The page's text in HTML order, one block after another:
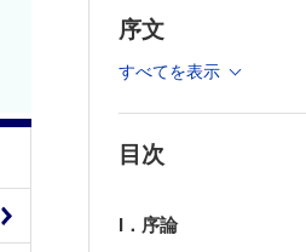
序文
すべてを表示
目次
I．序論